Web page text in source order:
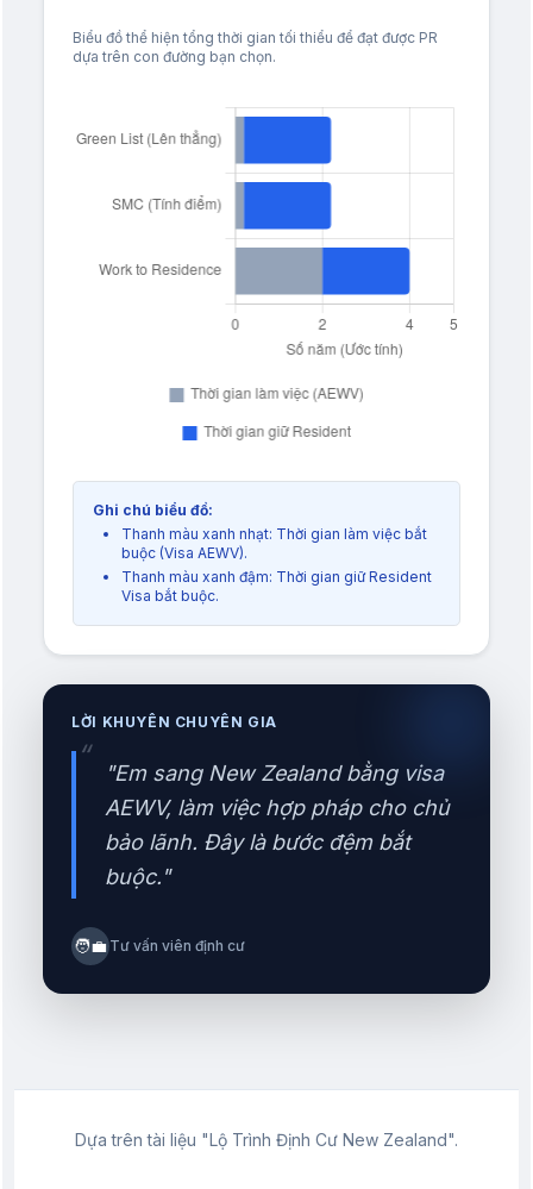
Biểu đồ thể hiện tổng thời gian tối thiểu để đạt được PR
dựa trên con đường bạn chọn.
Ghi chú biểu đồ:
Thanh màu xanh nhạt: Thời gian làm việc bắt
buộc (Visa AEWV).
Thanh màu xanh đậm: Thời gian giữ Resident
Visa bắt buộc.
LỜI KHUYÊN CHUYÊN GIA
“
"Em sang New Zealand bằng visa
AEWV, làm việc hợp pháp cho chủ
bảo lãnh. Đây là bước đệm bắt
buộc."
🧑‍💼 Tư vấn viên định cư
Dựa trên tài liệu "Lộ Trình Định Cư New Zealand".